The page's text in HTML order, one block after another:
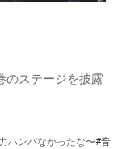
のステージを披露
ハンパなかったな〜#音